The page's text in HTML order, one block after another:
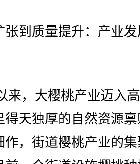
到质量提升：产业发
，大樱桃产业迈入
得天独厚的自然资源
作，街道樱桃产业的